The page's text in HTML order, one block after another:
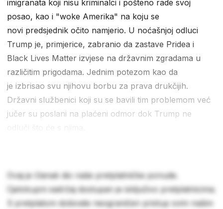
imigranata koji nisu kriminalci i pošteno rade svoj
posao, kao i "woke Amerika" na koju se
novi predsjednik očito namjerio. U noćašnjoj odluci
Trump je, primjerice, zabranio da zastave Pridea i
Black Lives Matter izvjese na državnim zgradama u
različitim prigodama. Jednim potezom kao da
je izbrisao svu njihovu borbu za prava drukčijih.
Državni službenici koji su se bavili tim problemom već
jučer su poslani na plaćeni odmor dok Trump ne
Ovaj je članak dio naše pretplatničke ponude.
Cjelokupni sadržaj dostupan je isključivo pretplatnicima.
S pretplatom dobivate neograničen pristup svim našim